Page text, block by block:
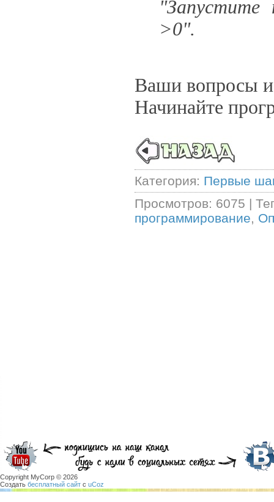
"Запустите
>0".
Ваши вопросы и
Начинайте
Категория: Первые
Просмотров: 6075 |
программирование,
Copyright MyCorp © 2026
Создать бесплатный сайт с uCoz